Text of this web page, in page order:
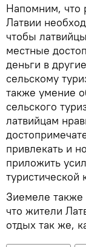
Напомним, что
Латвии
чтобы
местные
деньги в
сельскому
также умение
сельского
латвийцам
привлекать и
приложить
туристической
Зиемеле также
что жители
отдых так же,